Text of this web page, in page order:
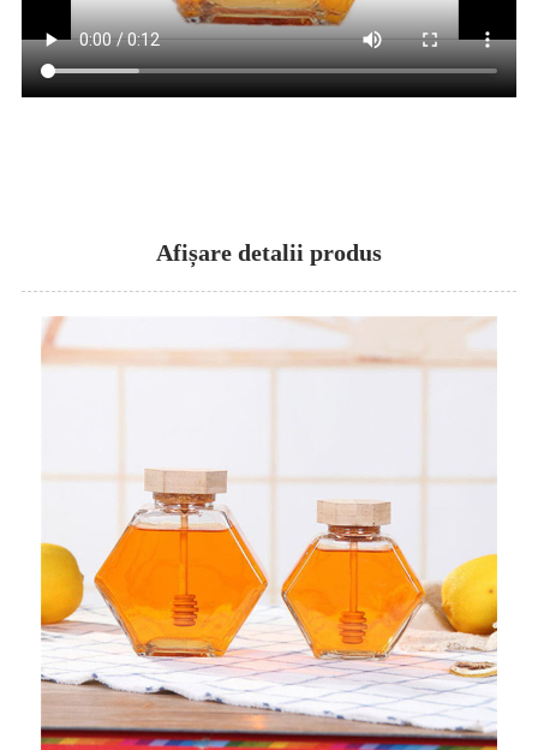
Afișare detalii produs